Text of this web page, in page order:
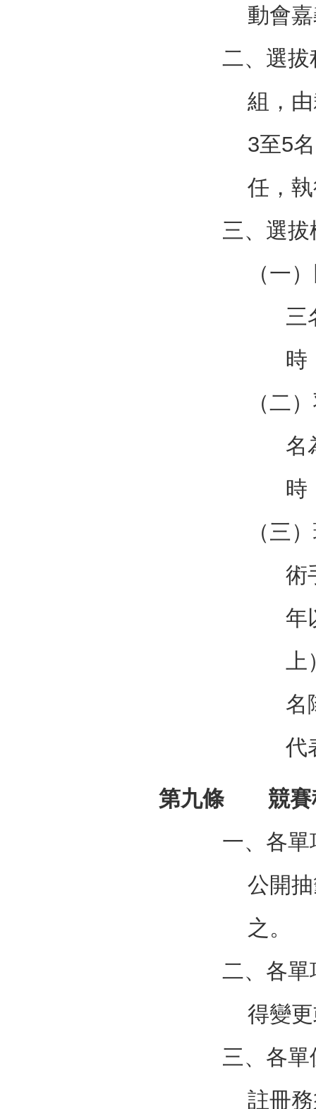
動會
二、選
組，
3至5
任，
三、選拔
（一
三
時
（二
名
時
（三
術
年
上
名
代
第九條 競賽
一、各
公開
之。
二、各
得變
三、各
註冊